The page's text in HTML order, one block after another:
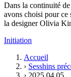
Dans la continuité
avons choisi pour ce
la designer Olivia
Initiation
Accueil
› Sesshins
› 2025 04 05